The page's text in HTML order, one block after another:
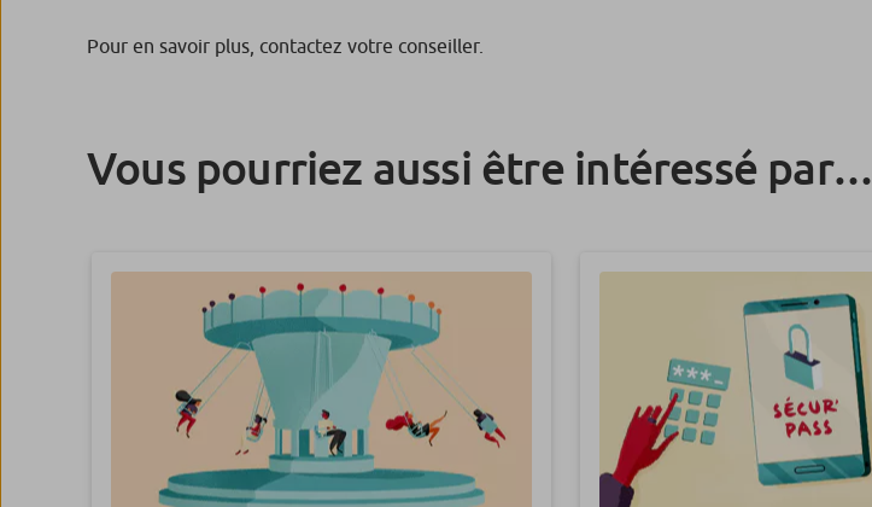
Pour en savoir plus, contactez votre conseiller.
Vous pourriez aussi être intéressé par…